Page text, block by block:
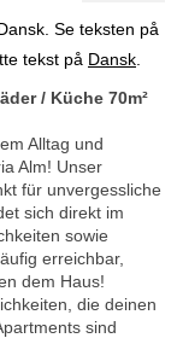
Se teksten på
tekst på Dansk
/ Küche 70m²
Alltag und
Alm! Unser
für unvergessliche
sich direkt im
sowie
erreichbar,
dem Haus!
die deinen
sind